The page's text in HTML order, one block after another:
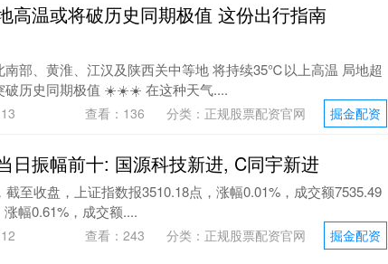
温或将破历史同期极值 这份出行指南
南部、黄淮、江汉及陕西关中等地 将持续35℃以上高温 局地超
历史同期极值 ☀️☀️☀️ 在这种天气....
掘金配资
查看： 136 分类： 正规股票配资官网
日振幅前十: 国源科技新进, C同宇新进
至收盘，上证指数报3510.18点，涨幅0.01%，成交额7535.49
幅0.61%，成交额....
掘金配资
查看： 243 分类： 正规股票配资官网